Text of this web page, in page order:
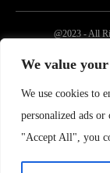
We value
We use cookies to
personalized ads
"Accept All", you
@2023 - All